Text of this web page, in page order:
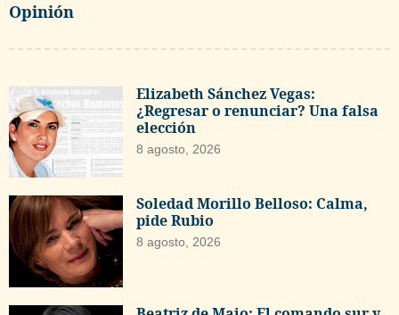
Opinión
Elizabeth Sánchez Vegas:
¿Regresar o renunciar? Una falsa
elección
8 agosto, 2026
Soledad Morillo Belloso: Calma,
pide Rubio
8 agosto, 2026